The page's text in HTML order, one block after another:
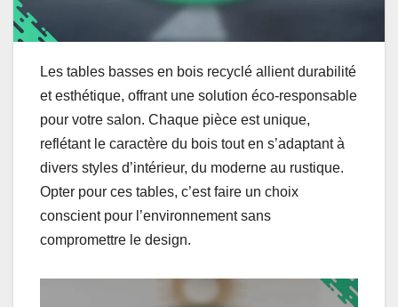
Les tables basses en bois recyclé allient durabilité
et esthétique, offrant une solution éco-responsable
pour votre salon. Chaque pièce est unique,
reflétant le caractère du bois tout en s’adaptant à
divers styles d’intérieur, du moderne au rustique.
Opter pour ces tables, c’est faire un choix
conscient pour l’environnement sans
compromettre le design.